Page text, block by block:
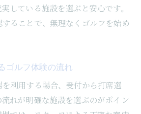
している施設を選ぶと安心です。
ることで、無理なくゴルフを始め
ゴルフ体験の流れ
利用する場合、受付から打席選
れが明確な施設を選ぶのがポイン